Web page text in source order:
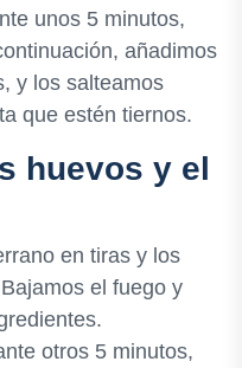
unos 5 minutos,
añadimos
y los salteamos
que estén tiernos.
huevos y el
en tiras y los
el fuego y
otros 5 minutos,